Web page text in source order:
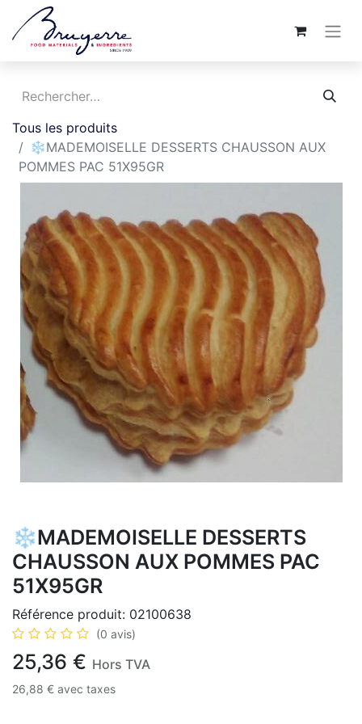
Tous les produits
❄️MADEMOISELLE DESSERTS CHAUSSON AUX
POMMES PAC 51X95GR
❄️MADEMOISELLE DESSERTS
CHAUSSON AUX POMMES PAC
51X95GR
Référence produit: 02100638
(0 avis)
25,36 € Hors TVA
26,88 € avec taxes